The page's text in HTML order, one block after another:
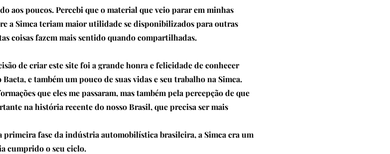
aos poucos. Percebi que o material que veio parar em minhas
a Simca teriam maior utilidade se disponibilizados para outras
coisas fazem mais sentido quando compartilhadas.
de criar este site foi a grande honra e felicidade de conhecer
e também um pouco de suas vidas e seu trabalho na Simca.
que eles me passaram, mas também pela percepção de que
na história recente do nosso Brasil, que precisa ser mais
primeira fase da indústria automobilística brasileira, a Simca era um
cumprido o seu ciclo.